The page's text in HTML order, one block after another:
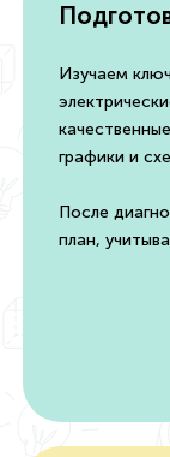
Изучаем
графики и
После
план,